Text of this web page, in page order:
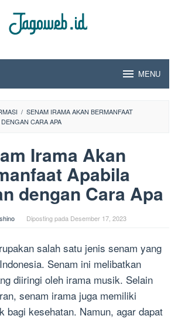
MENU
/ SENAM IRAMA AKAN BERMANFAAT
CARA APA
Irama Akan
Apabila
dengan Cara Apa
Diposting pada Desember 17, 2023
salah satu jenis senam yang
Senam ini melibatkan
diiringi oleh irama musik. Selain
senam irama juga memiliki
bagi kesehatan. Namun, agar dapat